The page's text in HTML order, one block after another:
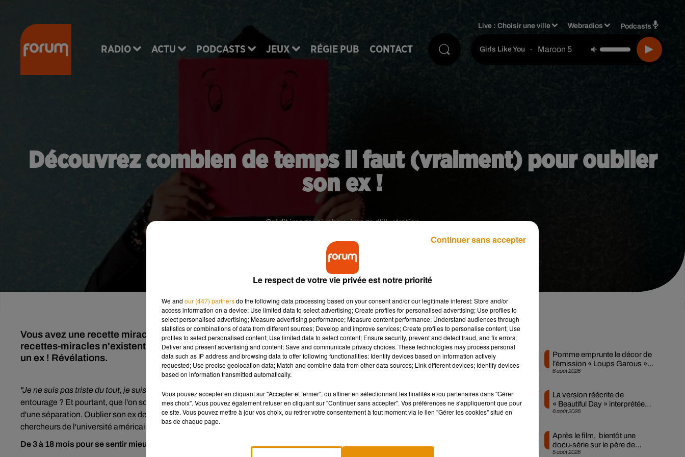
RADIO ACTU PODCASTS JEUX RÉGIE PUB CONTACT
Live :Choisir une ville Webradios Podcasts
Girls Like You - Maroon 5
Découvrez combien de temps il faut (vraiment) pour oublier
son ex !
Crédit image:pixabay - image d'illustration
Vous avez une recette miracle pour oublier vos exs ? Ne nous prenez pas pour des billes, les
recettes-miracles n'existent pas ! On sait désormais combien de temps il faut vraiment pour oublier
un ex ! Révélations.
"Je ne suis pas triste du tout, je suis même soulagée"
... Vous avez déjà entendu cette phrase après une rupture dans votre
entourage ? Et pourtant, que l'on soit à l'origine ou non de la rupture, nous avons tous besoin de temps pour nous remettre
d'une séparation. Oublier son ex demande même pas mal de temps ! La preuve, avec cette étude réalisée par des
chercheurs de l'université américaine de Mounmouth : il nous faut 11 semaines minimum pour nous remettre d'une rupture.
De 3 à 18 mois pour se sentir mieux !
Musique
6 août 2026
Pomme emprunte le décor de
l’émission « Loups Garous »
pour son...
6 août 2026
La version réécrite de
« Beautiful Day » interprétée
lors des...
5 août 2026
Après le film, bientôt une
docu-série sur le père de
Michael Jackson
Le respect de votre vie privée est notre priorité
We and our (447) partnersdo the following data processing based on your consent and/or our legitimate interest: Store and/or
access information on a device; Use limited data to select advertising; Create profiles for personalised advertising; Use profiles to
select personalised advertising; Measure advertising performance; Measure content performance; Understand audiences through
statistics or combinations of data from different sources; Develop and improve services; Create profiles to personalise content; Use
profiles to select personalised content; Use limited data to select content; Ensure security, prevent and detect fraud, and fix errors;
Deliver and present advertising and content; Save and communicate privacy choices. These technologies may process personal
data such as IP address and browsing data to offer following functionalities: Identify devices based on information actively
requested; Use precise geolocation data; Match and combine data from other data sources; Link different devices; Identify devices
based on information transmitted automatically.
Vous pouvez accepter en cliquant sur "Accepter et fermer", ou affiner en sélectionnant les finalités et/ou partenaires dans "Gérer
mes choix". Vous pouvez également refuser en cliquant sur "Continuer sans accepter". Vos préférences ne s'appliqueront que pour
ce site. Vous pouvez mettre à jour vos choix, ou retirer votre consentement à tout moment via le lien "Gérer les cookies" situé en
bas de chaque page.
Continuer sans accepter